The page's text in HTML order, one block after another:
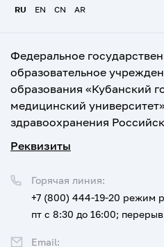
RU EN CN AR
Федеральное
образовательное
образования «Кубанский
медицинский
здравоохранения
Реквизиты
Горячая линия:
+7 (800) 444-19-20 режим
пт с 8:30 до 16:00;
Email: